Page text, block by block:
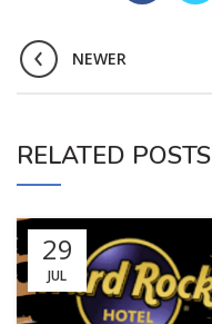
NEWER
RELATED POSTS
29
JUL